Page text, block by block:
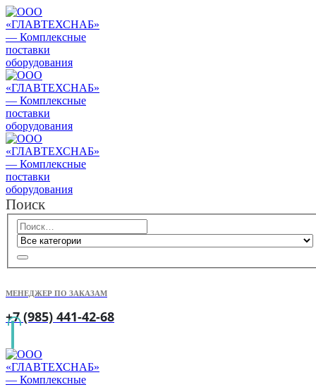
Поиск
МЕНЕДЖЕР ПО ЗАКАЗАМ
+7 (985) 441-42-68